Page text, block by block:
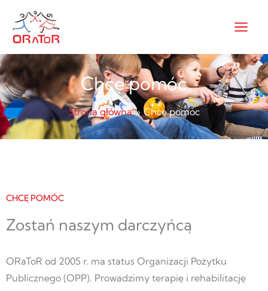
treści
Chcę pomóc
Strona główna Chcę pomóc
CHCĘ POMÓC
Zostań naszym darczyńcą
ORaToR od 2005 r. ma status Organizacji Pożytku
Publicznego (OPP). Prowadzimy terapię i rehabilitację